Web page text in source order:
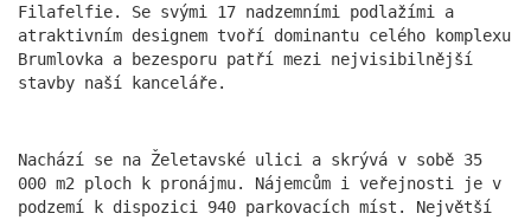
more
Filafelfie. Se svými 17 nadzemními podlažími a
atraktivním designem tvoří dominantu celého komplexu
Brumlovka a bezesporu patří mezi nejvisibilnější
stavby naší kanceláře.
Nachází se na Želetavské ulici a skrývá v sobě 35
000 m2 ploch k pronájmu. Nájemcům i veřejnosti je v
podzemí k dispozici 940 parkovacích míst. Největší